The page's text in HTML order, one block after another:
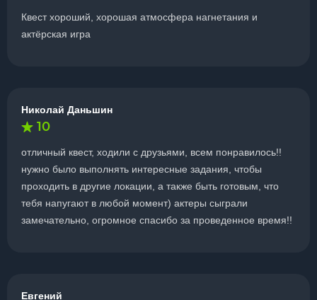
Квест хороший, хорошая атмосфера нагнетания и
актёрская игра
Николай Даньшин
10
отличный квест, ходили с друзьями, всем понравилось!!
нужно было выполнять интересные задания, чтобы
проходить в другие локации, а также быть готовым, что
тебя напугают в любой момент) актеры сыграли
замечательно, огромное спасибо за проведенное время!!
Евгений